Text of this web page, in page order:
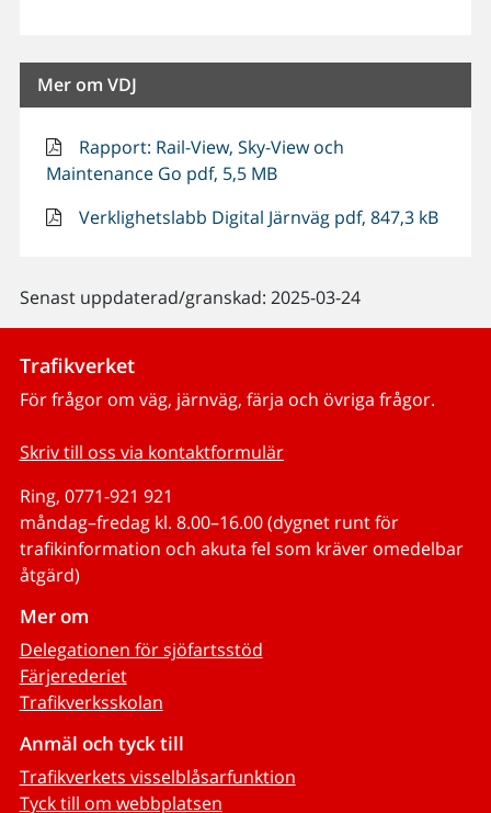
Mer om VDJ
Rapport: Rail-View, Sky-View och
Maintenance Go pdf, 5,5 MB
Verklighetslabb Digital Järnväg pdf, 847,3 kB
Senast uppdaterad/granskad: 2025-03-24
Trafikverket
För frågor om väg, järnväg, färja och övriga frågor.
Skriv till oss via kontaktformulär
Ring, 0771-921 921
måndag–fredag kl. 8.00–16.00 (dygnet runt för
trafikinformation och akuta fel som kräver omedelbar
åtgärd)
Mer om
Delegationen för sjöfartsstöd
Färjerederiet
Trafikverksskolan
Anmäl och tyck till
Trafikverkets visselblåsarfunktion
Tyck till om webbplatsen